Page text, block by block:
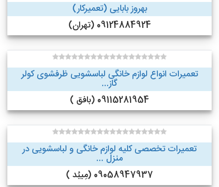
بهروز بابایی (تعمیرکار)
09124884924 (تهران)
تعمیرات انواع لوازم خانگی لباسشویی ظرفشوی کولر
گاز...
09115281954 (بافق )
تعمیرات تخصصی کلیه لوازم خانگی و لباسشویی در
منزل ...
09058947937 (مِیبُد )